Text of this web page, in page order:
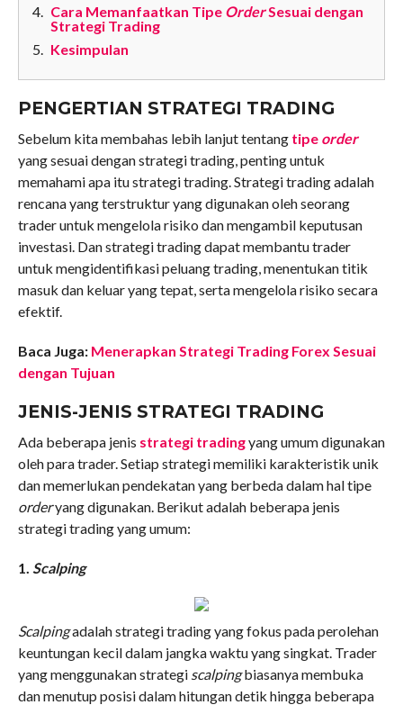
Cara Memanfaatkan Tipe OrderSesuai dengan
Strategi Trading
Kesimpulan
PENGERTIAN STRATEGI TRADING
Sebelum kita membahas lebih lanjut tentang tipe order
yang sesuai dengan strategi trading, penting untuk
memahami apa itu strategi trading. Strategi trading adalah
rencana yang terstruktur yang digunakan oleh seorang
trader untuk mengelola risiko dan mengambil keputusan
investasi. Dan strategi trading dapat membantu trader
untuk mengidentifikasi peluang trading, menentukan titik
masuk dan keluar yang tepat, serta mengelola risiko secara
efektif.
Baca Juga: Menerapkan Strategi Trading Forex Sesuai
dengan Tujuan
JENIS-JENIS STRATEGI TRADING
Ada beberapa jenis strategi tradingyang umum digunakan
oleh para trader. Setiap strategi memiliki karakteristik unik
dan memerlukan pendekatan yang berbeda dalam hal tipe
orderyang digunakan. Berikut adalah beberapa jenis
strategi trading yang umum:
1. Scalping
Scalpingadalah strategi trading yang fokus pada perolehan
keuntungan kecil dalam jangka waktu yang singkat. Trader
yang menggunakan strategi scalpingbiasanya membuka
dan menutup posisi dalam hitungan detik hingga beberapa